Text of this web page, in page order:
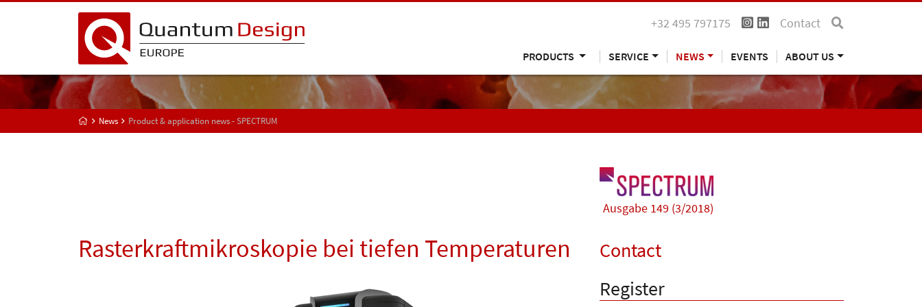
+32 495 797175 Contact
PRODUCTS SERVICE NEWS EVENTS ABOUT US
News Product & application news - SPECTRUM
Ausgabe 149 (3/2018)
Rasterkraftmikroskopie bei tiefen Temperaturen
Contact
Register